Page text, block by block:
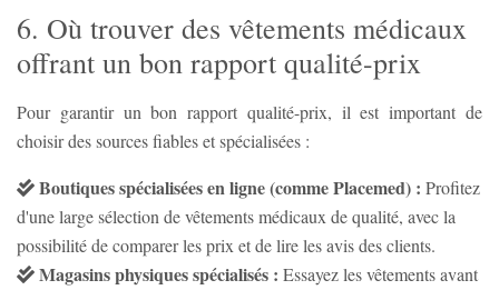
6. Où trouver des vêtements médicaux
offrant un bon rapport qualité-prix
Pour garantir un bon rapport qualité-prix, il est important de
choisir des sources fiables et spécialisées :
Boutiques spécialisées en ligne (comme Placemed) : Profitez
d'une large sélection de vêtements médicaux de qualité, avec la
possibilité de comparer les prix et de lire les avis des clients.
Magasins physiques spécialisés : Essayez les vêtements avant